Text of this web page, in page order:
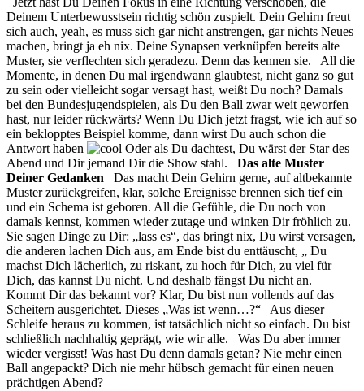
Deinem Unterbewusstsein richtig schön zuspielt. Dein Gehirn freut
sich auch, yeah, es muss sich gar nicht anstrengen, gar nichts Neues
machen, bringt ja eh nix. Deine Synapsen verknüpfen bereits alte
Muster, sie verflechten sich geradezu. Denn das kennen sie. All die
Momente, in denen Du mal irgendwann glaubtest, nicht ganz so gut
zu sein oder vielleicht sogar versagt hast, weißt Du noch? Damals
bei den Bundesjugendspielen, als Du den Ball zwar weit geworfen
hast, nur leider rückwärts? Wenn Du Dich jetzt fragst, wie ich auf so
ein beklopptes Beispiel komme, dann wirst Du auch schon die
Antwort haben
Oder als Du dachtest, Du wärst der Star des
Abend und Dir jemand Dir die Show stahl. Das alte Muster
Deiner Gedanken Das macht Dein Gehirn gerne, auf altbekannte
Muster zurückgreifen, klar, solche Ereignisse brennen sich tief ein
und ein Schema ist geboren. All die Gefühle, die Du noch von
damals kennst, kommen wieder zutage und winken Dir fröhlich zu.
Sie sagen Dinge zu Dir: „lass es“, das bringt nix, Du wirst versagen,
die anderen lachen Dich aus, am Ende bist du enttäuscht, „ Du
machst Dich lächerlich, zu riskant, zu hoch für Dich, zu viel für
Dich, das kannst Du nicht. Und deshalb fängst Du nicht an.
Kommt Dir das bekannt vor? Klar, Du bist nun vollends auf das
Scheitern ausgerichtet. Dieses „Was ist wenn…?“ Aus dieser
Schleife heraus zu kommen, ist tatsächlich nicht so einfach. Du bist
schließlich nachhaltig geprägt, wie wir alle. Was Du aber immer
wieder vergisst! Was hast Du denn damals getan? Nie mehr einen
Ball angepackt? Dich nie mehr hübsch gemacht für einen neuen
prächtigen Abend?